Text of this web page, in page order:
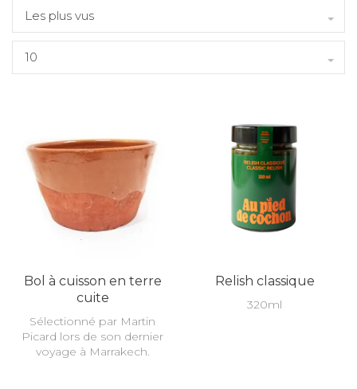
Les plus vus
10
Bol à cuisson en terre
cuite
Sélectionné par Martin
Picard lors de son dernier
voyage à Marrakech.
Relish classique
320ml